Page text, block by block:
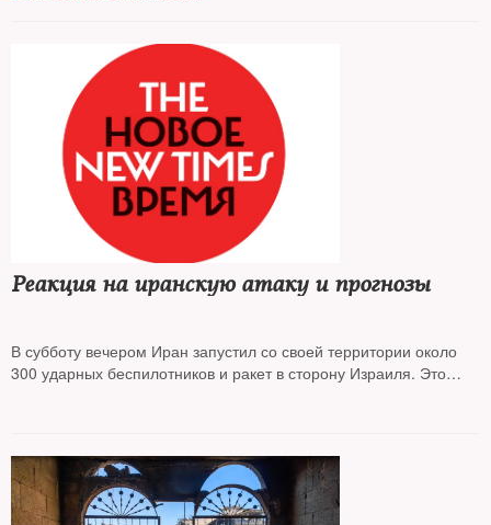
Реакция на иранскую атаку и прогнозы
В субботу вечером Иран запустил со своей территории около
300 ударных беспилотников и ракет в сторону Израиля. Это
незначительный ущерб. Колонки мировых СМИ пересказывает
Маша Слоним